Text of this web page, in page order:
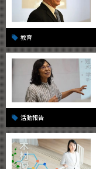
教育
活動報告